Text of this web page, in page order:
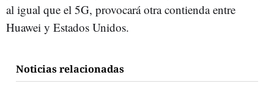
al igual que el 5G, provocará otra contienda entre
Huawei y Estados Unidos.
Noticias relacionadas